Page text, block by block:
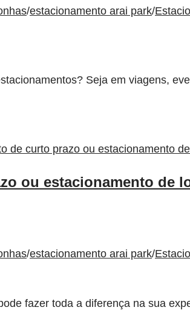
/estacionamento arai park/
Seja em viagens,
ou estacionamento de
/estacionamento arai park/
fazer toda a diferença na sua